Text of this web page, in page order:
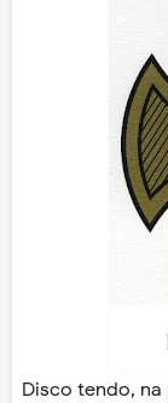
Disco tendo,